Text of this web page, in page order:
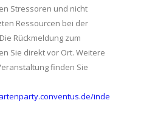
Stressoren und nicht
Ressourcen bei der
Rückmeldung zum
Sie direkt vor Ort. Weitere
finden Sie
index.php?